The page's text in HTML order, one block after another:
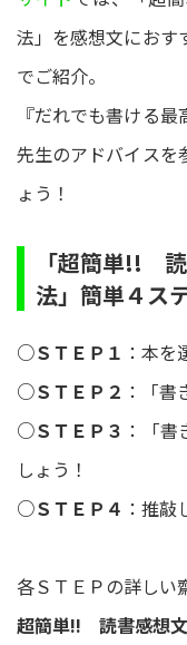
法」を感想文におす
でご紹介。
『だれでも書ける
先生のアドバイスを
ょう！
「超簡単!!
法」簡単４ス
○ＳＴＥＰ１ ：本を
○ＳＴＥＰ２ ：「
○ＳＴＥＰ３ ：「
しょう！
○ＳＴＥＰ４ ：推敲
各ＳＴＥＰの詳しい
超簡単!! 読書感想